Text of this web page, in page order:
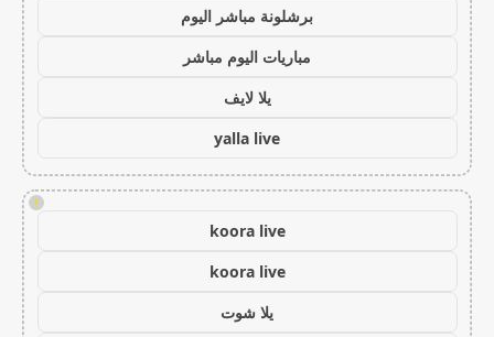
برشلونة مباشر اليوم
مباريات اليوم مباشر
يلا لايف
yalla live
!
koora live
koora live
يلا شوت